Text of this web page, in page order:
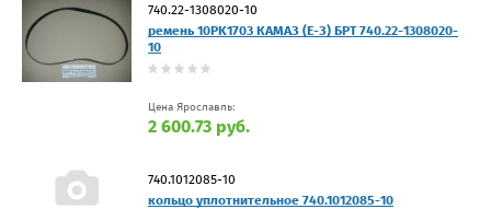
740.22-1308020-10
ремень 10PK1703 КАМАЗ (Е-З) БРТ 740.22-1308020-
10
Цена Ярославль:
2 600.73 руб.
740.1012085-10
кольцо уплотнительное 740.1012085-10